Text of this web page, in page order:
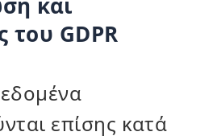
του GDPR
επίσης κατά